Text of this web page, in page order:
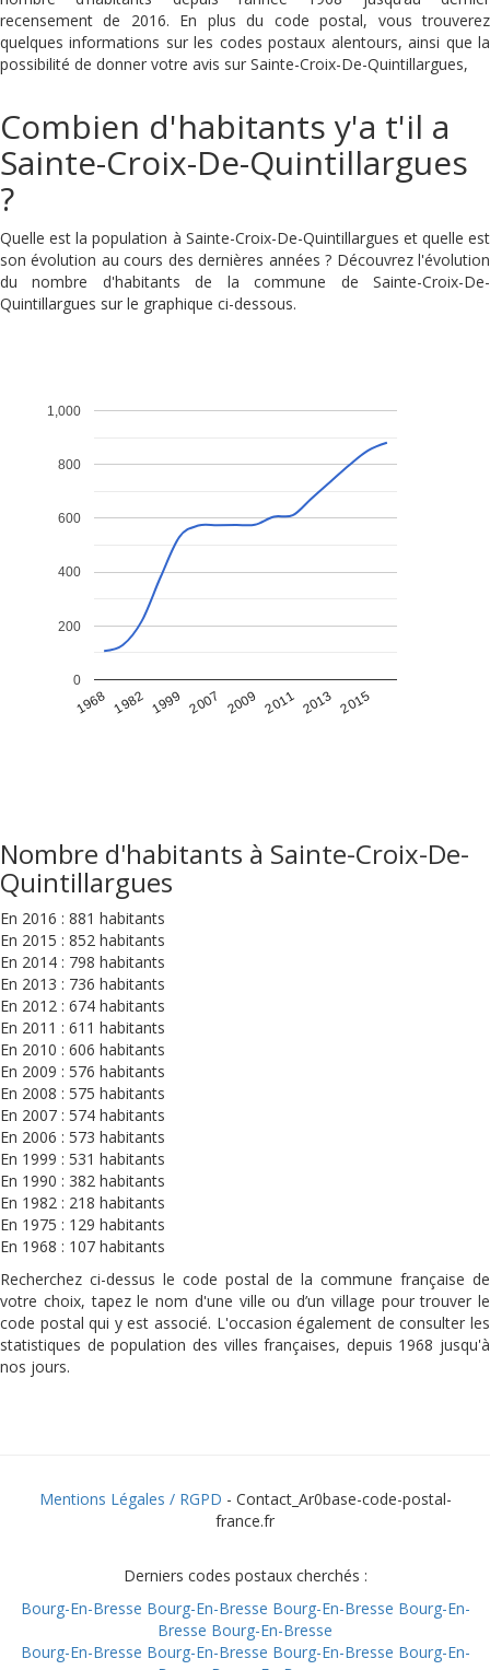
recensement de 2016. En plus du code postal, vous trouverez
quelques informations sur les codes postaux alentours, ainsi que la
possibilité de donner votre avis sur Sainte-Croix-De-Quintillargues,
Combien d'habitants y'a t'il a
Sainte-Croix-De-Quintillargues
?
Quelle est la population à Sainte-Croix-De-Quintillargues et quelle est
son évolution au cours des dernières années ? Découvrez l'évolution
du nombre d'habitants de la commune de Sainte-Croix-De-
Quintillargues sur le graphique ci-dessous.
1968 1982 1999 2007 2009 2011 2013 2015
0
200
400
600
800
1,000
Nombre d'habitants à Sainte-Croix-De-
Quintillargues
En 2016 : 881 habitants
En 2015 : 852 habitants
En 2014 : 798 habitants
En 2013 : 736 habitants
En 2012 : 674 habitants
En 2011 : 611 habitants
En 2010 : 606 habitants
En 2009 : 576 habitants
En 2008 : 575 habitants
En 2007 : 574 habitants
En 2006 : 573 habitants
En 1999 : 531 habitants
En 1990 : 382 habitants
En 1982 : 218 habitants
En 1975 : 129 habitants
En 1968 : 107 habitants
Recherchez ci-dessus le code postal de la commune française de
votre choix, tapez le nom d'une ville ou d’un village pour trouver le
code postal qui y est associé. L'occasion également de consulter les
statistiques de population des villes françaises, depuis 1968 jusqu'à
nos jours.
Mentions Légales / RGPD - Contact_Ar0base-code-postal-
france.fr
Derniers codes postaux cherchés :
Bourg-En-Bresse Bourg-En-Bresse Bourg-En-Bresse Bourg-En-
Bresse Bourg-En-Bresse
Bourg-En-Bresse Bourg-En-Bresse Bourg-En-Bresse Bourg-En-